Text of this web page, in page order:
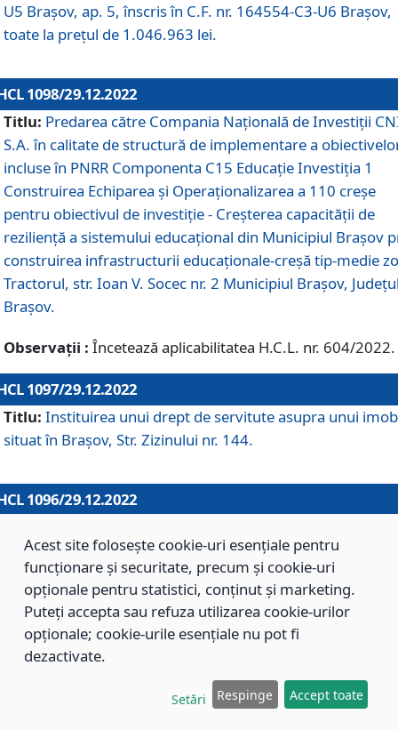
U5 Brașov, ap. 5, înscris în C.F. nr. 164554-C3-U6 Brașov,
toate la prețul de 1.046.963 lei.
1098/29.12.2022
Titlu: Predarea către Compania Națională de Investiții
S.A. în calitate de structură de implementare a
incluse în PNRR Componenta C15 Educație Investiția 1
Construirea Echiparea și Operaționalizarea a 110 creșe
pentru obiectivul de investiție - Creșterea capacității de
reziliență a sistemului educațional din Municipiul Brașov
construirea infrastructurii educaționale-creșă tip-medie
Tractorul, str. Ioan V. Socec nr. 2 Municipiul Brașov,
Brașov.
Observații : Încetează aplicabilitatea H.C.L. nr. 604/2022.
1097/29.12.2022
Titlu: Instituirea unui drept de servitute asupra unui
situat în Brașov, Str. Zizinului nr. 144.
1096/29.12.2022
791/2018, republicată, privind aprobarea tarifelor pentru
activitățile specifice serviciului de salubrizare desfășurate
prestatorii serviciilor publice delegate, pe raza
Brașov.
Observații :Republică H.C.L. nr. 791/2018.
Acest site folosește cookie-uri esențiale pentru
funcționare și securitate, precum și cookie-uri
opționale pentru statistici, conținut și marketing.
Puteți accepta sau refuza utilizarea cookie-urilor
opționale; cookie-urile esențiale nu pot fi
dezactivate.
Setări Respinge Accept toate